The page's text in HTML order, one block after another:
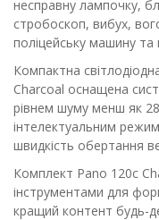
несправну лампочку,
стробоскоп, вибух,
поліцейську машину та
Компактна
Charcoal оснащена
рівнем шуму менш як
інтелектуальним
швидкість обертання
Комплект Pano 120c
інструментами для
кращий контент будь-